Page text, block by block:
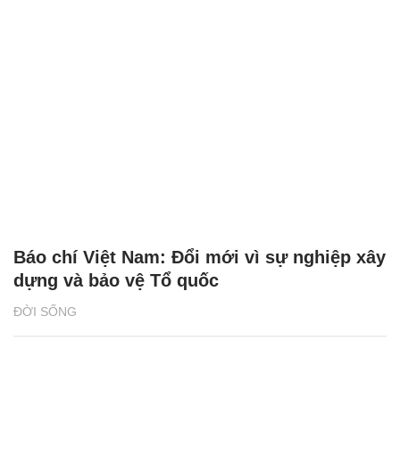
ĐỜI SỐNG
Báo chí Việt Nam: Đổi mới vì sự nghiệp xây
dựng và bảo vệ Tổ quốc